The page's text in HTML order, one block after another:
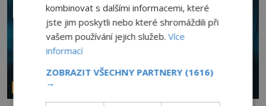
PARANORMÁLNÍ JEVY
kombinovat s dalšími informacemi, které
jste jim poskytli nebo které shromáždili při
vašem používání jejich služeb.Více
informací
ZOBRAZIT VŠECHNY PARTNERY (1616)
→